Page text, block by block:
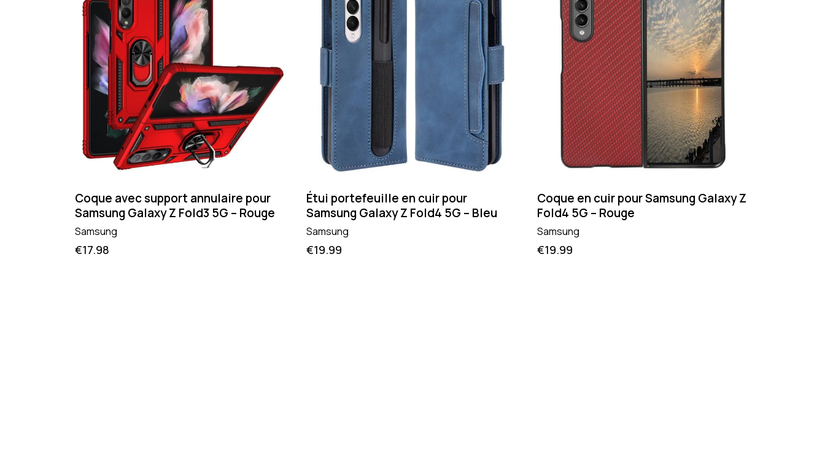
Coque avec support annulaire pour
Samsung Galaxy Z Fold3 5G – Rouge
Samsung
€17.98
Étui portefeuille en cuir pour
Samsung Galaxy Z Fold4 5G – Bleu
Samsung
€19.99
Coque en cuir pour Samsung Galaxy Z
Fold4 5G – Rouge
Samsung
€19.99